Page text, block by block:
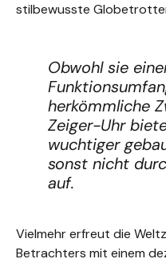
stilbewusste
Obwohl sie
herkömmliche
Zeiger-Uhr
wuchtiger
sonst nicht
auf.
Vielmehr erfreut die
Betrachters mit einem